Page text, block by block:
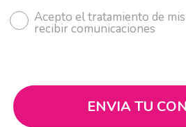
Acepto el tratamiento de
recibir comunicaciones